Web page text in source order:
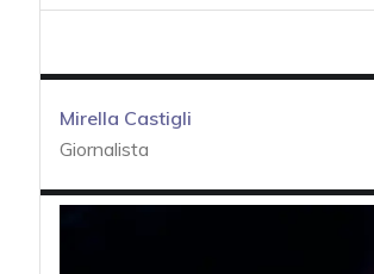
Mirella Castigli
Giornalista